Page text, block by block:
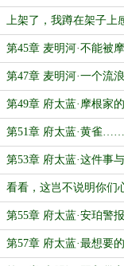
上架了，我蹲在架子上
第45章 麦明河·不能被
现……
第47章 麦明河·一个流
反应
第49章 府太蓝·摩根家
第51章 府太蓝·黄雀
第53章 府太蓝·这件事
系
看看，这岂不说明你们
第55章 府太蓝·安珀警
第57章 府太蓝·最想要